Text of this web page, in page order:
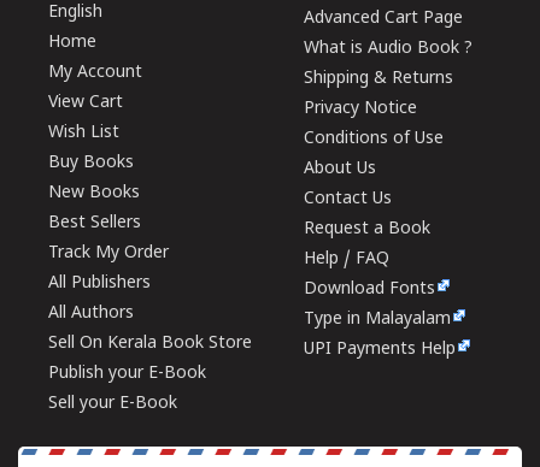
English
Home
My Account
View Cart
Wish List
Buy Books
New Books
Best Sellers
Track My Order
All Publishers
All Authors
Sell On Kerala Book Store
Publish your E-Book
Sell your E-Book
Advanced Cart Page
What is Audio Book ?
Shipping & Returns
Privacy Notice
Conditions of Use
About Us
Contact Us
Request a Book
Help / FAQ
Download Fonts
Type in Malayalam
UPI Payments Help